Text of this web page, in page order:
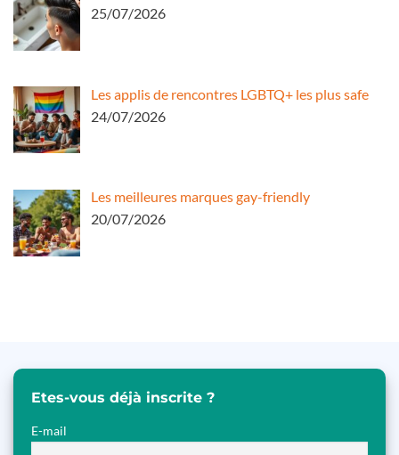
25/07/2026
Les applis de rencontres LGBTQ+ les plus safe
24/07/2026
Les meilleures marques gay-friendly
20/07/2026
Etes-vous déjà inscrite ?
E-mail